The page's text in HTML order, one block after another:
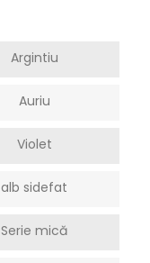
Argintiu
Auriu
Violet
alb sidefat
Serie mică